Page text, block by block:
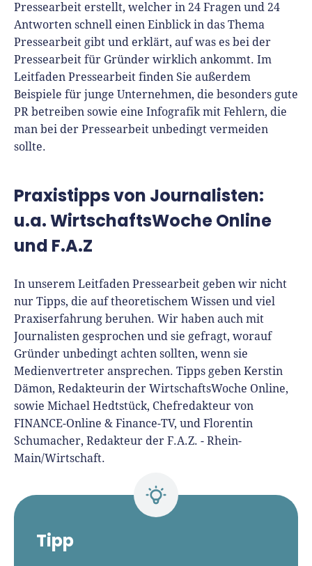
Pressearbeit erstellt, welcher in 24 Fragen und 24
Antworten schnell einen Einblick in das Thema
Pressearbeit gibt und erklärt, auf was es bei der
Pressearbeit für Gründer wirklich ankommt. Im
Leitfaden Pressearbeit finden Sie außerdem
Beispiele für junge Unternehmen, die besonders gute
PR betreiben sowie eine Infografik mit Fehlern, die
man bei der Pressearbeit unbedingt vermeiden
sollte.
Praxistipps von Journalisten:
u.a. WirtschaftsWoche Online
und F.A.Z
In unserem Leitfaden Pressearbeit geben wir nicht
nur Tipps, die auf theoretischem Wissen und viel
Praxiserfahrung beruhen. Wir haben auch mit
Journalisten gesprochen und sie gefragt, worauf
Gründer unbedingt achten sollten, wenn sie
Medienvertreter ansprechen. Tipps geben Kerstin
Dämon, Redakteurin der WirtschaftsWoche Online,
sowie Michael Hedtstück, Chefredakteur von
FINANCE-Online & Finance-TV, und Florentin
Schumacher, Redakteur der F.A.Z. - Rhein-
Main/Wirtschaft.
Tipp